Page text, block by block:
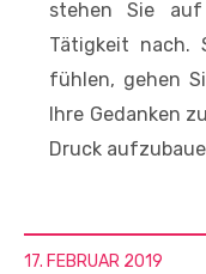
stehen Sie
Tätigkeit nach.
fühlen, gehen
Ihre Gedanken
Druck
17. FEBRUAR 2019